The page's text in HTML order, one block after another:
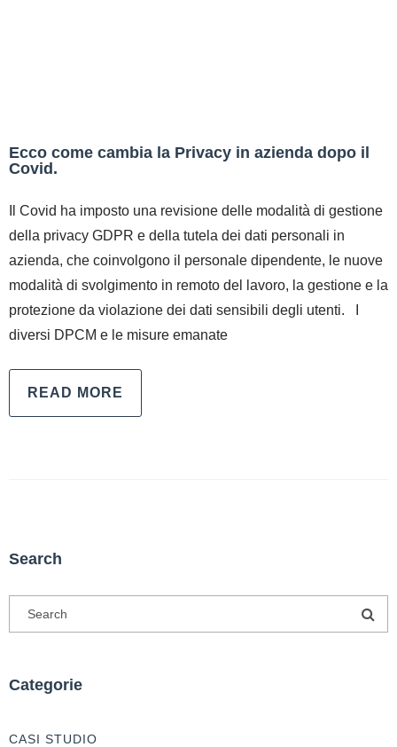
Ecco come cambia la Privacy in azienda dopo il
Covid.
Il Covid ha imposto una revisione delle modalità di gestione
della privacy GDPR e della tutela dei dati personali in
azienda, che coinvolgono il personale dipendente, le nuove
modalità di svolgimento in remoto del lavoro, la gestione e la
protezione da violazione dei dati sensibili degli utenti. I
diversi DPCM e le misure emanate
READ MORE
Search
Categorie
CASI STUDIO